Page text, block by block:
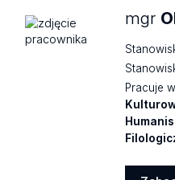
mgr
Pracuje